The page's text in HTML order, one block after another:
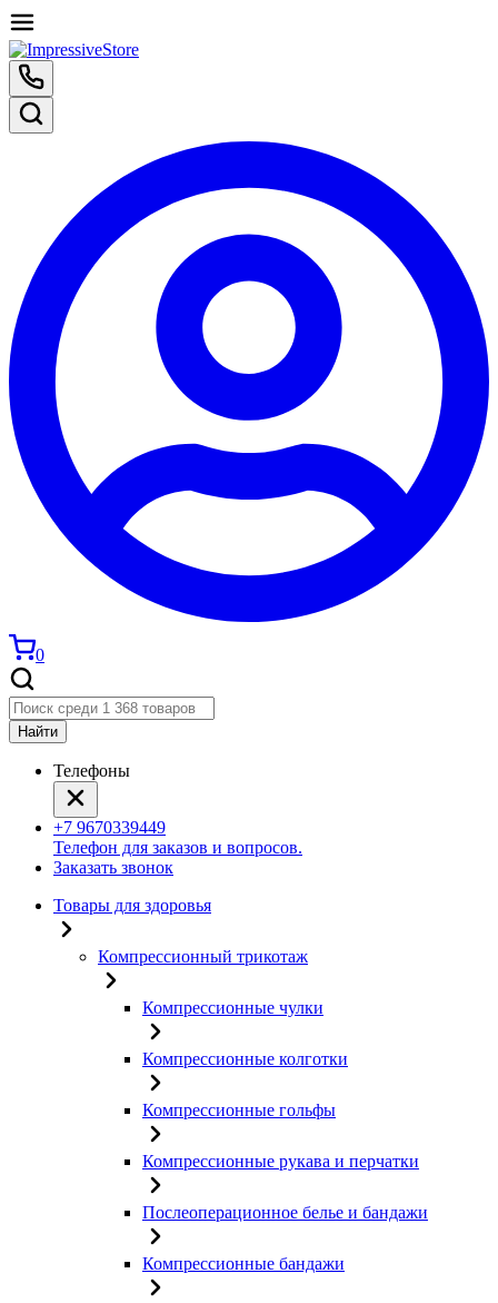
0
Найти
Телефоны
+7 9670339449
Телефон для заказов и вопросов.
Заказать звонок
Товары для здоровья
Компрессионный трикотаж
Компрессионные чулки
Компрессионные колготки
Компрессионные гольфы
Компрессионные рукава и перчатки
Послеоперационное белье и бандажи
Компрессионные бандажи